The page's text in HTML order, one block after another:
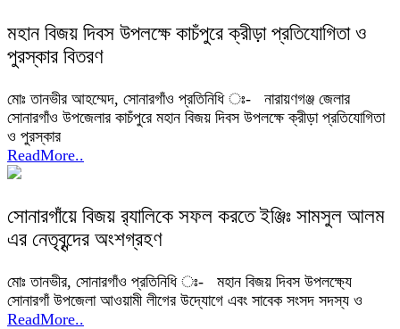
মহান বিজয় দিবস উপলক্ষে কাচঁপুরে ক্রীড়া প্রতিযোগিতা ও
পুরস্কার বিতরণ
মোঃ তানভীর আহম্মেদ, সোনারগাঁও প্রতিনিধি ঃ- নারায়ণগঞ্জ জেলার
সোনারগাঁও উপজেলার কাচঁপুরে মহান বিজয় দিবস উপলক্ষে ক্রীড়া প্রতিযোগিতা
ও পুরস্কার
ReadMore..
সোনারগাঁয়ে বিজয় র‌্যালিকে সফল করতে ইঞ্জিঃ সামসুল আলম
এর নেতৃবৃন্দের অংশগ্রহণ
মোঃ তানভীর, সোনারগাঁও প্রতিনিধি ঃ- মহান বিজয় দিবস উপলক্ষ্যে
সোনারগাঁ উপজেলা আওয়ামী লীগের উদ্যোগে এবং সাবেক সংসদ সদস্য ও
ReadMore..